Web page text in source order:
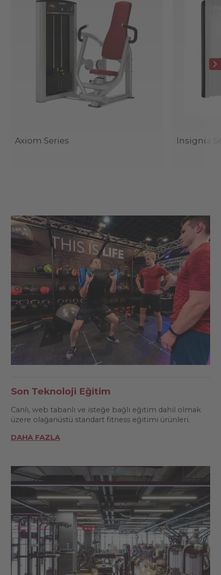
Axiom Series Insignia
Son Teknoloji Eğitim
Canlı, web tabanlı ve isteğe bağlı eğitim dahil olmak
üzere olağanüstü standart fitness eğitimi ürünleri.
DAHA FAZLA